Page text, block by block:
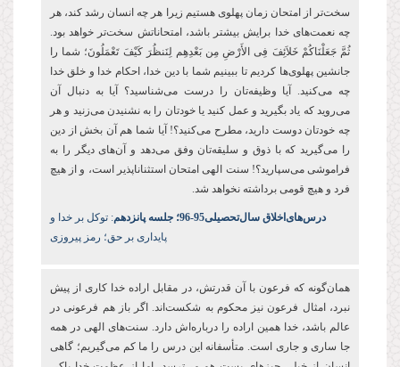
سخت‌تر از امتحان زمان پهلوی هستیم زیرا هر چه انسان رشد کند، هر
چه نعمت‌های خدا برایش بیشتر باشد، امتحاناتش سخت‌تر خواهد بود.
ثُمَّ جَعَلْنَاكُمْ خَلاَئِفَ فِی الأَرْضِ مِن بَعْدِهِم لِنَنظُرَ كَیْفَ تَعْمَلُونَ؛ شما را
جانشین پهلو‌ی‌ها کردیم تا ببینیم شما با دین خدا، احکام خدا و خلق خدا
چه می‌کنید. آیا وظیفه‌تان را درست می‌شناسید؟ آیا به دنبال آن
می‌روید که یاد بگیرید و عمل کنید یا خودتان را به نشنیدن می‌زنید و هر
چه خودتان دوست دارید، مطرح می‌کنید؟! آیا شما هم آن بخش از دین
را می‌گیرید که با ذوق و سلیقه‌تان وفق می‌دهد و آن‌های دیگر را به
فراموشی می‌سپارید؟! سنت الهی امتحان استثناناپذیر است، و از هیچ
فرد و هیچ قومی برداشته نخواهد شد.
درس‌های‌اخلاق سال‌تحصیلی‌95-96؛ جلسه پانزدهم
: توکل بر خدا و
پایداری بر حق؛ رمز پیروزی
همانگونه که فرعون با آن قدرتش، در مقابل اراده خدا کاری از پیش
نبرد، امثال فرعون نیز محکوم به شکستاند. اگر باز هم فرعونی در
عالم باشد، خدا همین اراده را درباره اش دارد. سنتهای الهی در همه
جا ساری و جاری است. متأسفانه این درس را ما کم میگیریم؛ گاهی